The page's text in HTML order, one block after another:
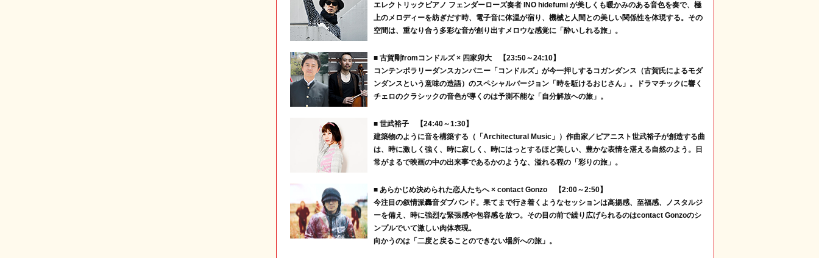
エレクトリックピアノ フェンダーローズ奏者 INO hidefumi が美しくも暖かみのある音色を奏で、極
上のメロディーを紡ぎだす時、電子音に体温が宿り、機械と人間との美しい関係性を体現する。その
空間は、重なり合う多彩な音が創り出すメロウな感覚に「酔いしれる旅」。
■ 古賀剛fromコンドルズ × 四家卯大 【23:50～24:10】
コンテンポラリーダンスカンパニー「コンドルズ」が今一押しするコガンダンス（古賀氏によるモダ
ンダンスという意味の造語）のスペシャルバージョン「時を駈けるおじさん」。ドラマチックに響く
チェロのクラシックの音色が導くのは予測不能な「自分解放への旅」。
■ 世武裕子 【24:40～1:30】
建築物のように音を構築する（「Architectural Music」）作曲家／ピアニスト世武裕子が創造する曲
は、時に激しく強く、時に寂しく、時にはっとするほど美しい、豊かな表情を湛える自然のよう。日
常がまるで映画の中の出来事であるかのような、溢れる程の「彩りの旅」。
■ あらかじめ決められた恋人たちへ × contact Gonzo 【2:00～2:50】
今注目の叙情派轟音ダブバンド。果てまで行き着くようなセッションは高揚感、至福感、ノスタルジ
ーを備え、時に強烈な緊張感や包容感を放つ。その目の前で繰り広げられるのはcontact Gonzoのシ
ンプルでいて激しい肉体表現。
向かうのは「二度と戻ることのできない場所への旅」。